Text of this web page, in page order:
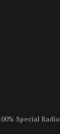
Special Radio